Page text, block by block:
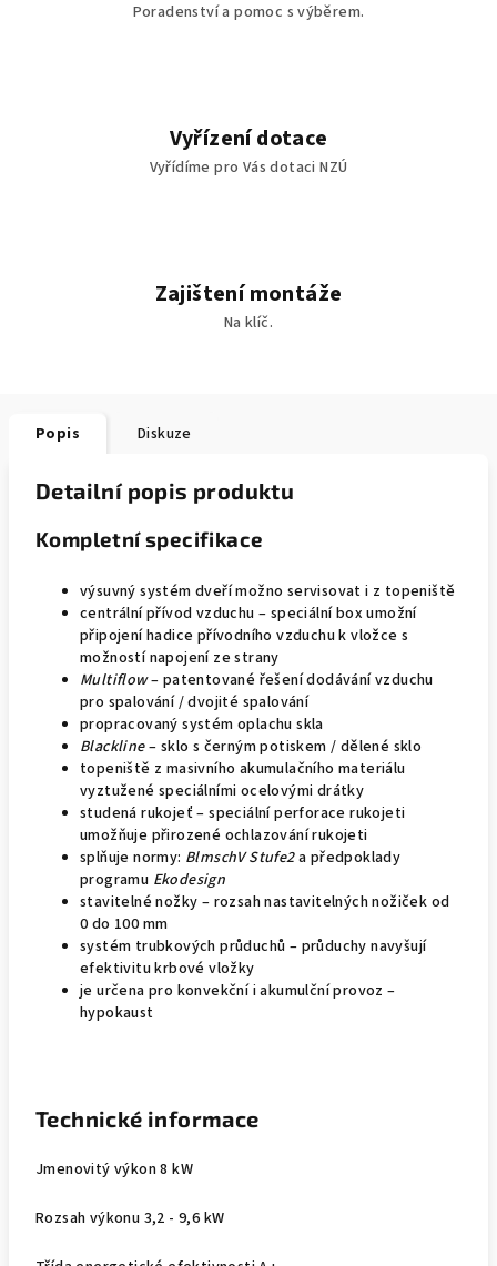
Poradenství a pomoc s výběrem.
Vyřízení dotace
Vyřídíme pro Vás dotaci NZÚ
Zajištení montáže
Na klíč.
Popis Diskuze
Detailní popis produktu
Kompletní specifikace
výsuvný systém dveří možno servisovat i z topeniště
centrální přívod vzduchu – speciální box umožní
připojení hadice přívodního vzduchu k vložce s
možností napojení ze strany
Multiflow– patentované řešení dodávání vzduchu
pro spalování / dvojité spalování
propracovaný systém oplachu skla
Blackline– sklo s černým potiskem / dělené sklo
topeniště z masivního akumulačního materiálu
vyztužené speciálními ocelovými drátky
studená rukojeť – speciální perforace rukojeti
umožňuje přirozené ochlazování rukojeti
splňuje normy: BlmschV Stufe2a předpoklady
programu Ekodesign
stavitelné nožky – rozsah nastavitelných nožiček od
0 do 100 mm
systém trubkových průduchů – průduchy navyšují
efektivitu krbové vložky
je určena pro konvekční i akumulční provoz –
hypokaust
Technické informace
Jmenovitý výkon 8 kW
Rozsah výkonu 3,2 - 9,6 kW